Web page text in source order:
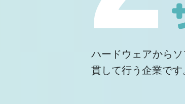
ハードウェアから
貫して行う企業です